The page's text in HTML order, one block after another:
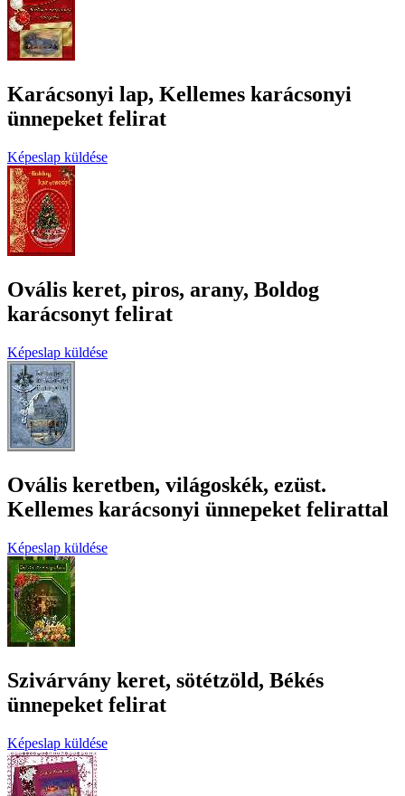
Karácsonyi lap, Kellemes karácsonyi
ünnepeket felirat
Képeslap küldése
Ovális keret, piros, arany, Boldog
karácsonyt felirat
Képeslap küldése
Ovális keretben, világoskék, ezüst.
Kellemes karácsonyi ünnepeket felirattal
Képeslap küldése
Szivárvány keret, sötétzöld, Békés
ünnepeket felirat
Képeslap küldése